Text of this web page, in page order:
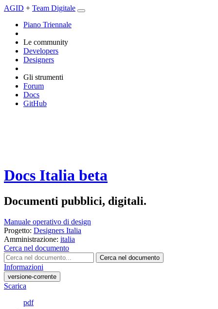
AGID + Team Digitale
Piano Triennale
Le community
Developers
Designers
Gli strumenti
Forum
Docs
GitHub
Docs Italia beta
Documenti pubblici, digitali.
Manuale operativo di design
Progetto: Designers Italia
Amministrazione: italia
Cerca nel documento
Cerca nel documento
Informazioni
versione-corrente
Scarica
pdf